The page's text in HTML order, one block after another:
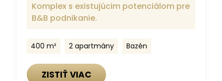
Komplex s existujúcim potenciálom pre
B&B podnikanie.
400 m² 2 apartmány Bazén
ZISTIŤ VIAC